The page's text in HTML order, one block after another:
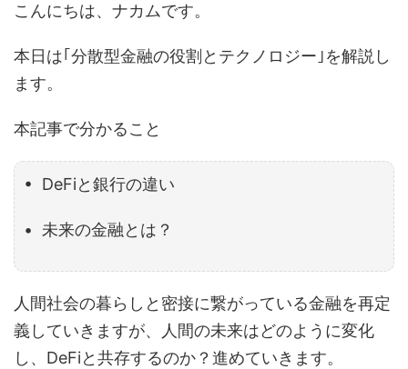
こんにちは、ナカムです。
本日は｢分散型金融の役割とテクノロジー｣を解説し
ます。
本記事で分かること
• DeFiと銀行の違い
• 未来の金融とは？
人間社会の暮らしと密接に繋がっている金融を再定
義していきますが、人間の未来はどのように変化
し、DeFiと共存するのか？進めていきます。